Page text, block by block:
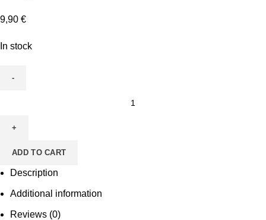
9,90 €
In stock
Ausmalen
Motiv
Fragezeichen
ADD TO CART
Description
Additional information
Reviews (0)